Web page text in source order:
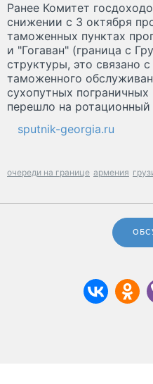
Ранее Комитет
снижении с 3 октября
таможенных пунктах
и "Гогаван" (граница с
структуры, это связано
таможенного
сухопутных
перешло на
sputnik-georgia.ru
очереди на границе армения